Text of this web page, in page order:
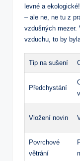
levné a
– ale ne, ne tu z
vzdušných mezer.
vzduchu, to by
Tip na sušení
Předchystání
Vložení novin
Povrchové
větrání